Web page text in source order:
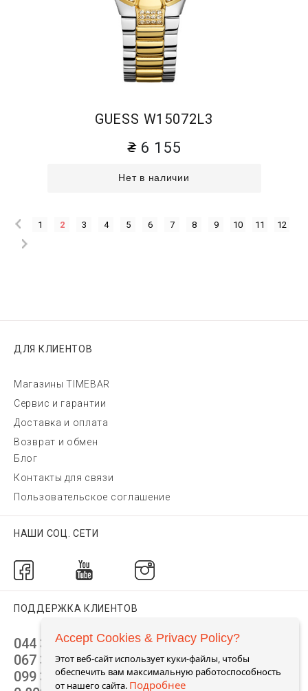
GUESS W15072L3
6 155
Нет в наличии
1 2 3 4 5 6 7 8 9 10 11 12
ДЛЯ КЛИЕНТОВ
Магазины TIMEBAR
Сервис и гарантии
Доставка и оплата
Возврат и обмен
Блог
Контакты для связи
Пользовательское соглашение
НАШИ СОЦ. СЕТИ
ПОДДЕРЖКА КЛИЕНТОВ
044 392 44 45
067 344 14 44 (viber)
099 399 23 80
Accept Cookies & Privacy Policy?
Этот веб-сайт использует куки-файлы, чтобы
обеспечить вам максимальную работоспособность
от нашего сайта. Подробнее